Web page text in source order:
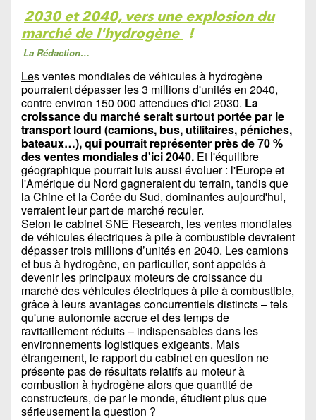
2030 et 2040, vers une explosion du
marché de l'hydrogène !
La Rédaction…
Les ventes mondiales de véhicules à hydrogène
pourraient dépasser les 3 millions d'unités en 2040,
contre environ 150 000 attendues d'ici 2030. La
croissance du marché serait surtout portée par le
transport lourd (camions, bus, utilitaires, péniches,
bateaux…), qui pourrait représenter près de 70 %
des ventes mondiales d'ici 2040. Et l'équilibre
géographique pourrait luis aussi évoluer : l'Europe et
l'Amérique du Nord gagneraient du terrain, tandis que
la Chine et la Corée du Sud, dominantes aujourd'hui,
verraient leur part de marché reculer.
Selon le cabinet SNE Research, les ventes mondiales
de véhicules électriques à pile à combustible devraient
dépasser trois millions d’unités en 2040. Les camions
et bus à hydrogène, en particulier, sont appelés à
devenir les principaux moteurs de croissance du
marché des véhicules électriques à pile à combustible,
grâce à leurs avantages concurrentiels distincts – tels
qu'une autonomie accrue et des temps de
ravitaillement réduits – indispensables dans les
environnements logistiques exigeants. Mais
étrangement, le rapport du cabinet en question ne
présente pas de résultats relatifs au moteur à
combustion à hydrogène alors que quantité de
constructeurs, de par le monde, étudient plus que
sérieusement la question ?